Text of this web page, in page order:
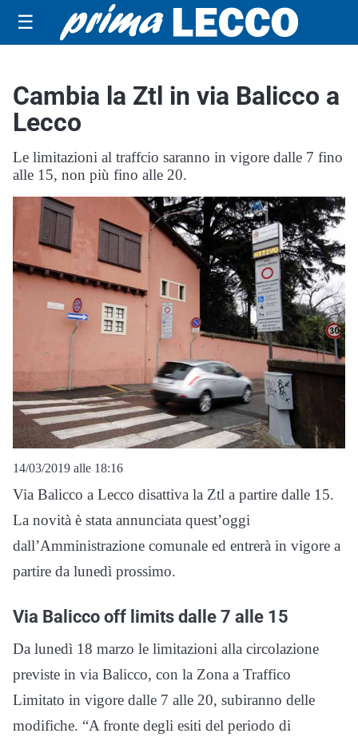
☰
Cambia la Ztl in via Balicco a
Lecco
Le limitazioni al traffcio saranno in vigore dalle 7 fino
alle 15, non più fino alle 20.
14/03/2019 alle 18:16
Via Balicco a Lecco disattiva la Ztl a partire dalle 15.
La novità è stata annunciata quest’oggi
dall’Amministrazione comunale ed entrerà in vigore a
partire da lunedì prossimo.
Via Balicco off limits dalle 7 alle 15
Da lunedì 18 marzo le limitazioni alla circolazione
previste in via Balicco, con la Zona a Traffico
Limitato in vigore dalle 7 alle 20, subiranno delle
modifiche. “A fronte degli esiti del periodo di